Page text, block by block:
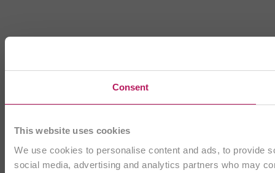
Consent
This website uses cookies
We use cookies to personalise content and ads, to provide
social media, advertising and analytics partners who may